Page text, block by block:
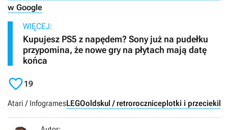
w Google
WIĘCEJ:
Kupujesz PS5 z napędem? Sony już na pudełku
przypomina, że nowe gry na płytach mają datę
końca
19
Atari / InfogramesLEGOoldskul / retroroczniceplotki i przecieki